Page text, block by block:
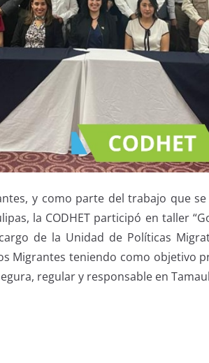
y como parte del trabajo que
la CODHET participó en taller
de la Unidad de Políticas
Migrantes teniendo como objetivo
regular y responsable en